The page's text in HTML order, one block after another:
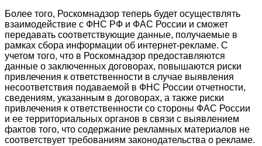
Более того, Роскомнадзор теперь будет осуществлять
взаимодействие с ФНС РФ и ФАС России и сможет
передавать соответствующие данные, получаемые в
рамках сбора информации об интернет-рекламе. С
учетом того, что в Роскомнадзор предоставляются
данные о заключенных договорах, повышаются риски
привлечения к ответственности в случае выявления
несоответствия подаваемой в ФНС России отчетности,
сведениям, указанным в договорах, а также риски
привлечения к ответственности со стороны ФАС России
и ее территориальных органов в связи с выявлением
фактов того, что содержание рекламных материалов не
соответствует требованиям законодательства о рекламе.